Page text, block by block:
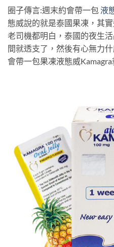
圈子傳言:週末約會帶一包 液
態威說的就是泰國果凍，其
老司機都明白，泰國的夜生
間就透支了，然後有心無力
會帶一包果凍液態威Kamagra